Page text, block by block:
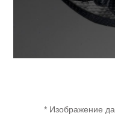
* Изображение